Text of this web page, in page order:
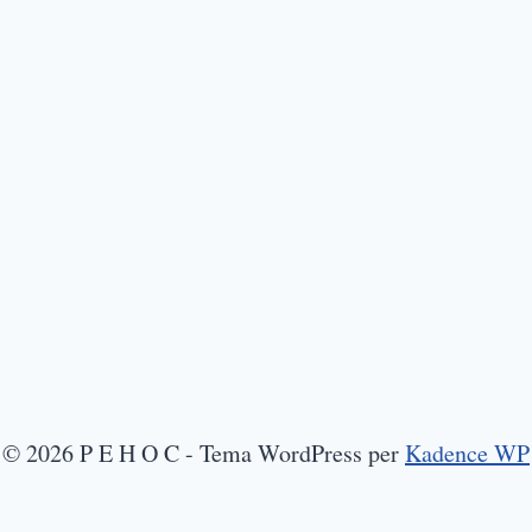
© 2026 P E H O C - Tema WordPress perKadence WP